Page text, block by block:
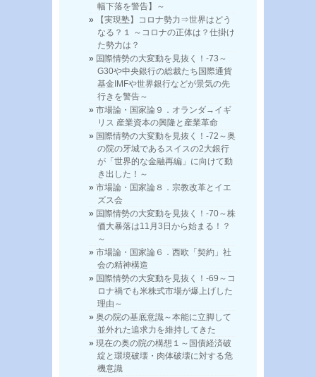
幅下落を警告】～
【実現塾】コロナ勢力⇒世界はどう
なる？１ ～コロナの正体は？仕掛け
た勢力は？
国際情勢の大変動を見抜く！-73～
G30や中央銀行の総裁たち国際通貨
基金IMFや世界銀行などが景気の先
行きを警告～
市場論・国家論９．オランダ→イギ
リス 産業資本の興隆と産業革命
国際情勢の大変動を見抜く！-72～奥
の院の牙城であるスイスの2大銀行
が「世界的な金融再編」に向けて動
き出した！～
市場論・国家論８．宗教改革とイエ
ズス会
国際情勢の大変動を見抜く！-70～株
価大暴落は11月3日から始まる！？
～
市場論・国家論６．西欧「契約」社
会の精神構造
国際情勢の大変動を見抜く！-69～コ
ロナ禍でも米株式市場が爆上げした
理由～
奥の院の基底意識～本能に立脚して
並外れた追求力を維持してきた
現在の奥の院の構想１～国債経済破
綻と環境破壊・肉体破壊に対する危
機意識